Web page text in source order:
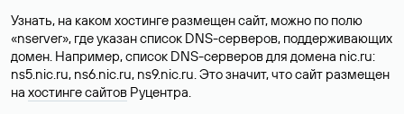
Узнать, на каком хостинге размещен сайт, можно по полю
«nserver», где указан список DNS-серверов, поддерживающих
домен. Например, список DNS-серверов для домена nic.ru:
ns5.nic.ru, ns6.nic.ru, ns9.nic.ru. Это значит, что сайт размещен
на хостинге сайтов Руцентра.